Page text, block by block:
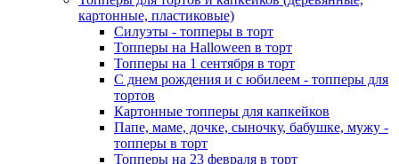
картонные, пластиковые)
Силуэты - топперы в торт
Топперы на Halloween в торт
Топперы на 1 сентября в торт
С днем рождения и с юбилеем - топперы для
тортов
Картонные топперы для капкейков
Папе, маме, дочке, сыночку, бабушке, мужу -
топперы в торт
Топперы на 23 февраля в торт